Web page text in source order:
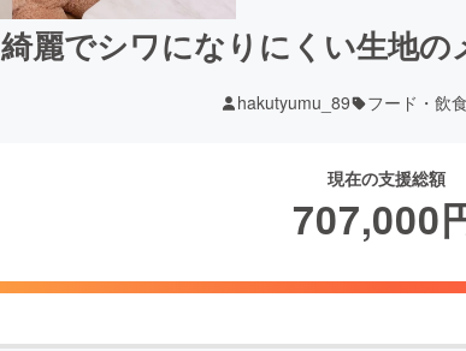
綺麗でシワになりにくい生地の
hakutyumu_89 フード・飲
現在の支援総額
707,000